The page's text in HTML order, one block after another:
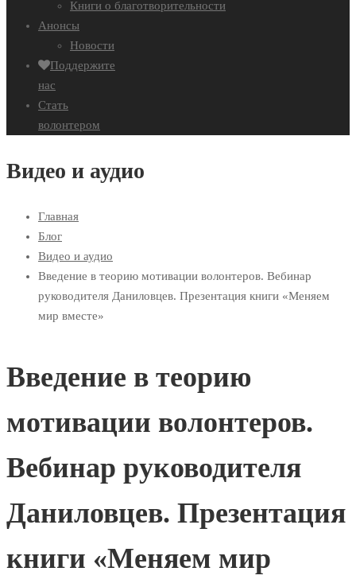
Книги о благотворительности
Анонсы
Новости
Поддержите
нас
Стать
волонтером
Видео и аудио
Главная
Блог
Видео и аудио
Введение в теорию мотивации волонтеров. Вебинар
руководителя Даниловцев. Презентация книги «Меняем
мир вместе»
Введение в теорию
мотивации волонтеров.
Вебинар руководителя
Даниловцев. Презентация
книги «Меняем мир